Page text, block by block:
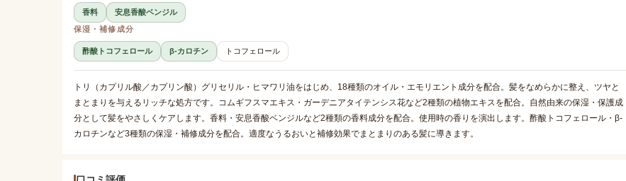
香料
安息香酸ベンジル
保湿・補修成分
酢酸トコフェロール β-カロチン トコフェロール
トリ（カプリル酸／カプリン酸）グリセリル・ヒマワリ油をはじめ、18種類のオイル・エモリエント成分を配合。髪をなめらかに整え、ツヤと
まとまりを与えるリッチな処方です。コムギフスマエキス・ガーデニアタイテンシス花など2種類の植物エキスを配合。自然由来の保湿・保護成
分として髪をやさしくケアします。香料・安息香酸ベンジルなど2種類の香料成分を配合。使用時の香りを演出します。酢酸トコフェロール・β-
カロチンなど3種類の保湿・補修成分を配合。適度なうるおいと補修効果でまとまりのある髪に導きます。